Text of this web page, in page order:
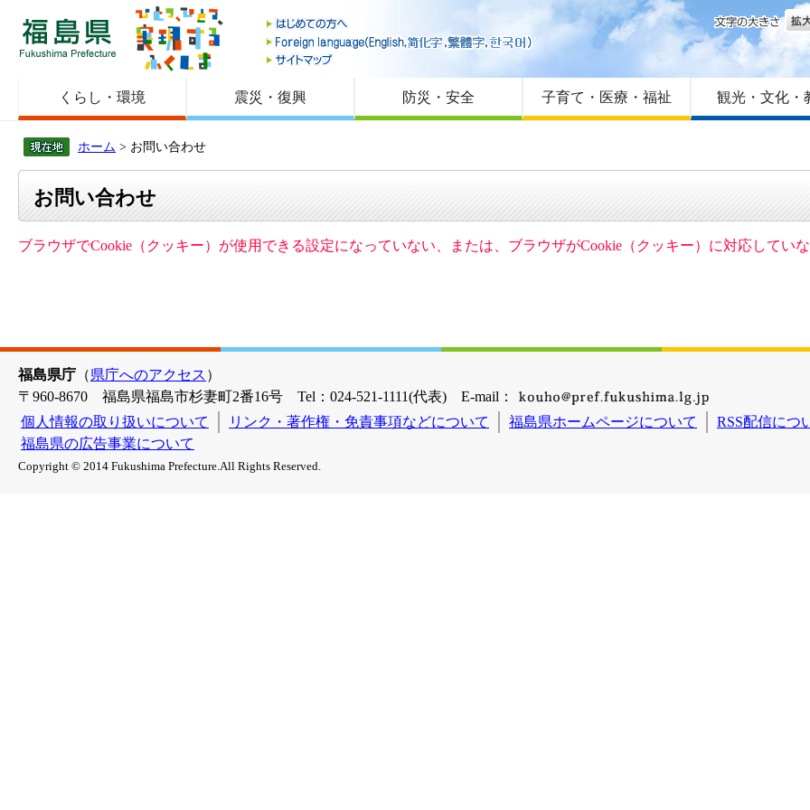
福島県
はじめての方へ
Foreign language
サイトマップ
文字
くらし・環境 震災・復興 防災・安全 子育て・医療・福祉 観光・文化・
ホーム > お問い合わせ
お問い合わせ
ブラウザでCookie（クッキー）が使用できる設定になっていない、または、ブラウザがCookie（クッキー）に対応してい
福島県庁 （県庁へのアクセス ）
〒960-8670 福島県福島市杉妻町2番16号 Tel：024-521-1111(代表) E-mail：
個人情報の取り扱いについて
リンク・著作権・免責事項などについて 福島県ホームページについて
RSS配信につ
福島県の広告事業について
Copyright © 2014 Fukushima Prefecture.All Rights Reserved.